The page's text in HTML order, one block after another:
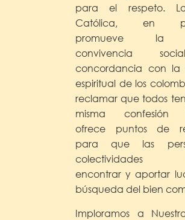
para el respeto.
Católica, en
promueve la
convivencia
concordancia con la
espiritual de los
reclamar que todos
misma confesión
ofrece puntos de
para que las
colectividades
encontrar y aportar
búsqueda del bien
Imploramos a